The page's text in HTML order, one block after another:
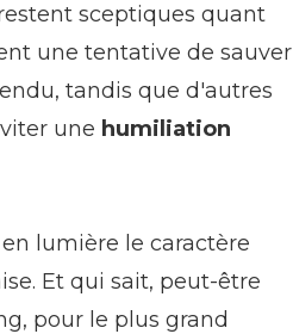
sceptiques quant
une tentative de sauver
tandis que d'autres
une humiliation
lumière le caractère
Et qui sait, peut-être
pour le plus grand